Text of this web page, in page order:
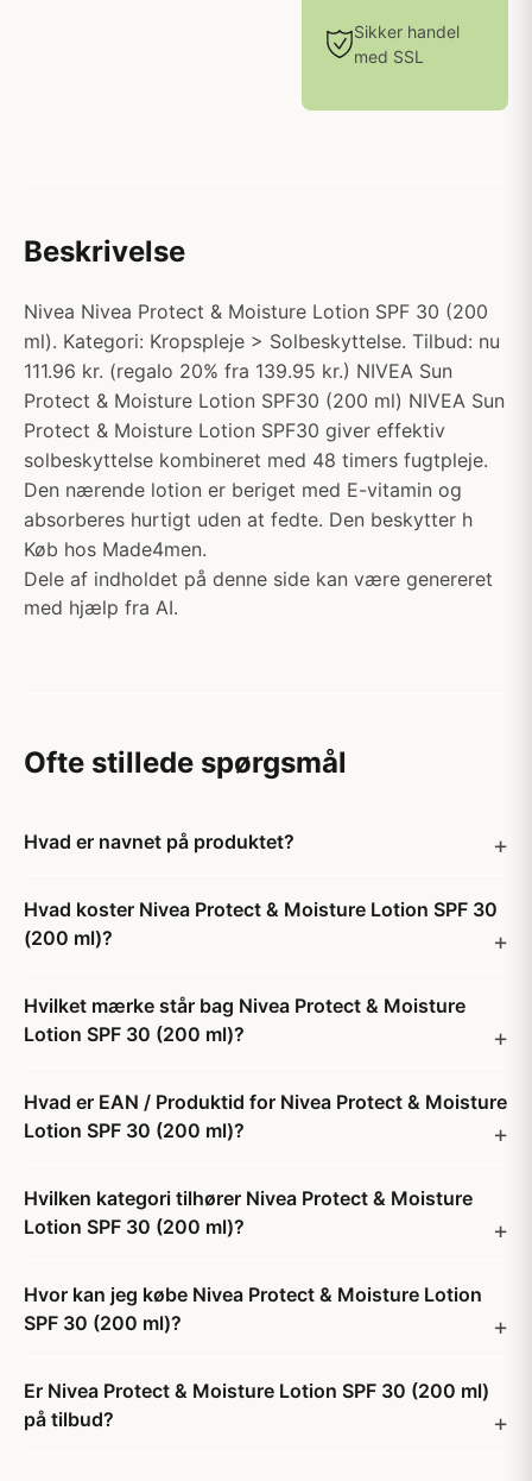
Sikker handel
med SSL
Beskrivelse
Nivea Nivea Protect & Moisture Lotion SPF 30 (200
ml). Kategori: Kropspleje > Solbeskyttelse. Tilbud: nu
111.96 kr. (regalo 20% fra 139.95 kr.) NIVEA Sun
Protect & Moisture Lotion SPF30 (200 ml) NIVEA Sun
Protect & Moisture Lotion SPF30 giver effektiv
solbeskyttelse kombineret med 48 timers fugtpleje.
Den nærende lotion er beriget med E-vitamin og
absorberes hurtigt uden at fedte. Den beskytter h
Køb hos Made4men.
Dele af indholdet på denne side kan være genereret
med hjælp fra AI.
Ofte stillede spørgsmål
Hvad er navnet på produktet?
Hvad koster Nivea Protect & Moisture Lotion SPF 30
(200 ml)?
Hvilket mærke står bag Nivea Protect & Moisture
Lotion SPF 30 (200 ml)?
Hvad er EAN / Produktid for Nivea Protect & Moisture
Lotion SPF 30 (200 ml)?
Hvilken kategori tilhører Nivea Protect & Moisture
Lotion SPF 30 (200 ml)?
Hvor kan jeg købe Nivea Protect & Moisture Lotion
SPF 30 (200 ml)?
Er Nivea Protect & Moisture Lotion SPF 30 (200 ml)
på tilbud?